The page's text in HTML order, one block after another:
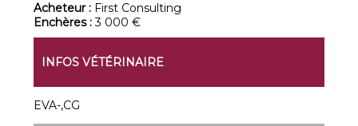
Acheteur : First Consulting
Enchères :3 000 €
INFOS VÉTÉRINAIRE
EVA-,CG